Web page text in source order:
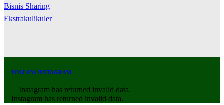
Bisnis Sharing
Ekstrakulikuler
FOLLOW INSTAGRAM
Instagram has returned invalid data.
Instagram has returned invalid data.